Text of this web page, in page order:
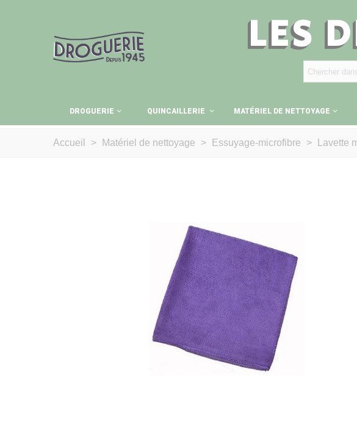
LES
DROGUERIE QUINCAILLERIE MATÉRIEL DE NETTOYAGE
Accueil > Matériel de nettoyage > Essuyage-microfibre > Lavette